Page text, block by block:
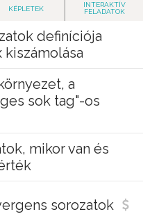
KÉPLETEK
INTERAKTÍV
FELADATOK
definíciója
a
sok tag"-os
mikor van és
sorozatok